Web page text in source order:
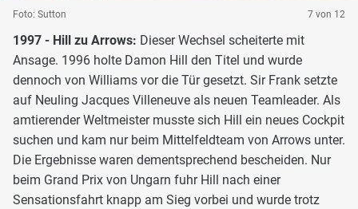
Foto: Sutton 7 von 12
1997 - Hill zu Arrows: Dieser Wechsel scheiterte mit
Ansage. 1996 holte Damon Hill den Titel und wurde
dennoch von Williams vor die Tür gesetzt. Sir Frank setzte
auf Neuling Jacques Villeneuve als neuen Teamleader. Als
amtierender Weltmeister musste sich Hill ein neues Cockpit
suchen und kam nur beim Mittelfeldteam von Arrows unter.
Die Ergebnisse waren dementsprechend bescheiden. Nur
beim Grand Prix von Ungarn fuhr Hill nach einer
Sensationsfahrt knapp am Sieg vorbei und wurde trotz